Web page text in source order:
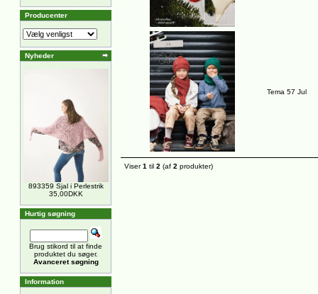
Producenter
Nyheder
893359 Sjal i Perlestrik
35,00DKK
Hurtig søgning
Brug stikord til at finde
produktet du søger.
Avanceret søgning
Information
Tema 57 Jul
Viser1 til 2 (af 2 produkter)